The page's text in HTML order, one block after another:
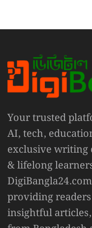
Your trusted
AI, tech,
exclusive writing
& lifelong
providing
insightful